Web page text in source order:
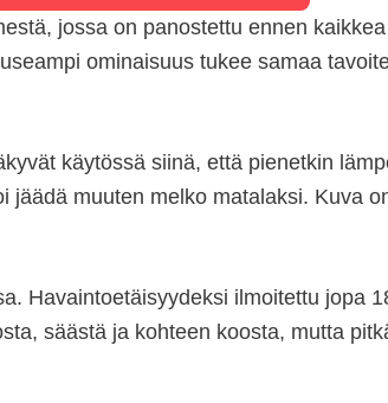
jossa on panostettu ennen
ominaisuus tukee samaa
käytössä siinä, että pienetkin
muuten melko matalaksi. Kuva
Havaintoetäisyydeksi ilmoitettu jopa
säästä ja kohteen koosta, mutta